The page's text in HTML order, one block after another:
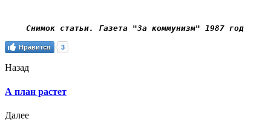
Снимок статьи. Газета "За коммунизм" 1987 год
Нравится 3
Назад
А план растет
Далее